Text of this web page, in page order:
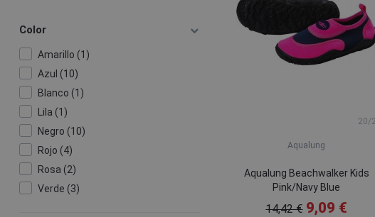
Color
Amarillo (1)
Azul (10)
Blanco (1)
Lila (1)
Negro (10)
Rojo (4)
Rosa (2)
Verde (3)
20/
Aqualung
Aqualung Beachwalker Kids
Pink/Navy Blue
14,42 € 9,09 €